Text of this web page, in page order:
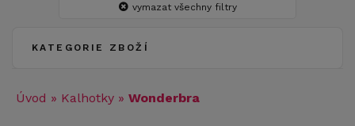
Úvod » Kalhotky » Wonderbra
vymazat všechny filtry
KATEGORIE ZBOŽÍ